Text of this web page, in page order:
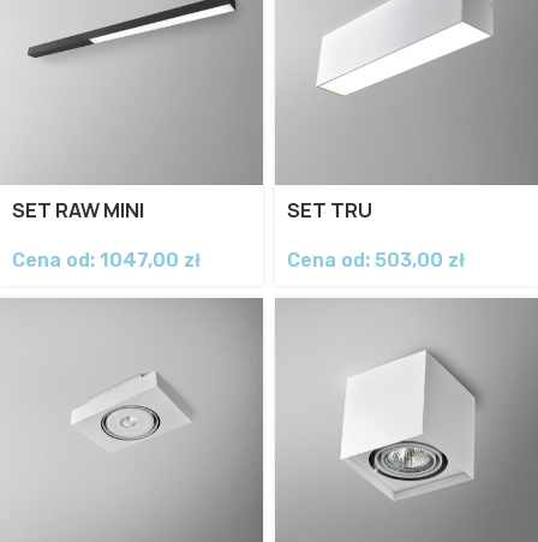
SET RAW MINI
Cena od: 1047,00 zł
SET TRU
Cena od: 503,00 zł